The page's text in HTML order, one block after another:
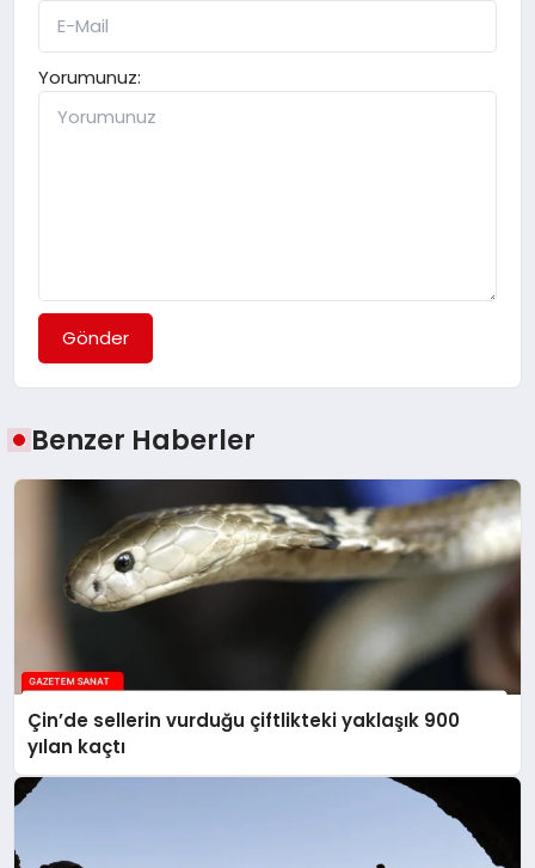
Yorumunuz:
Gönder
Benzer Haberler
Çin’de sellerin vurduğu çiftlikteki yaklaşık 900
yılan kaçtı